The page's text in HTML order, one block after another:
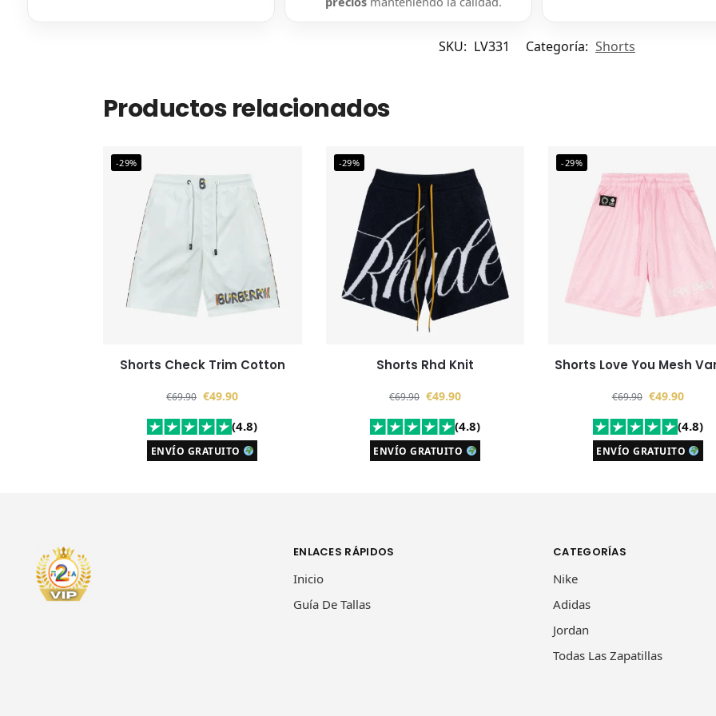
SKU: LV331 Categoría: Shorts
Productos relacionados
-29%
Shorts Check Trim Cotton
€69.90 €49.90
(4.8)
ENVÍO GRATUITO
-29%
Shorts Rhd Knit
€69.90 €49.90
(4.8)
ENVÍO GRATUITO
-29%
Shorts Love You Mesh
€69.90 €49.90
(4.8)
ENVÍO GRATUITO
ENLACES RÁPIDOS
Inicio
Guía De Tallas
CATEGORÍAS
Nike
Adidas
Jordan
Todas Las Zapatillas